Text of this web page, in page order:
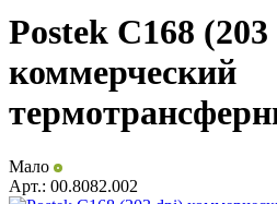
Postek C168
коммерческий
Мало
Арт.: 00.8082.002